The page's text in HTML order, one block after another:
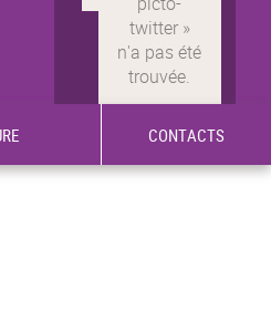
CONTACTS